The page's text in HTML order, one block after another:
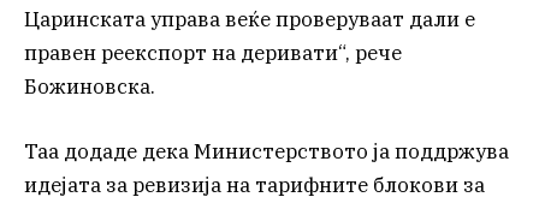
Царинската управа веќе проверуваат дали е
правен реекспорт на деривати“, рече
Божиновска.
Таа додаде дека Министерството ја поддржува
идејата за ревизија на тарифните блокови за